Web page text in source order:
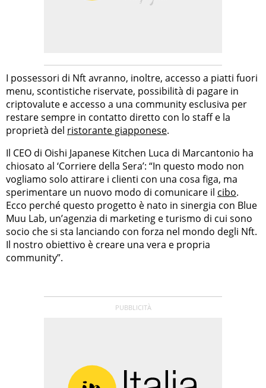
I possessori di Nft avranno, inoltre, accesso a piatti fuori
menu, scontistiche riservate, possibilità di pagare in
criptovalute e accesso a una community esclusiva per
restare sempre in contatto diretto con lo staff e la
proprietà del ristorante giapponese.
Il CEO di Oishi Japanese Kitchen Luca di Marcantonio ha
chiosato al ‘Corriere della Sera’: “In questo modo non
vogliamo solo attirare i clienti con una cosa figa, ma
sperimentare un nuovo modo di comunicare il cibo.
Ecco perché questo progetto è nato in sinergia con Blue
Muu Lab, un’agenzia di marketing e turismo di cui sono
socio che si sta lanciando con forza nel mondo degli Nft.
Il nostro obiettivo è creare una vera e propria
community”.